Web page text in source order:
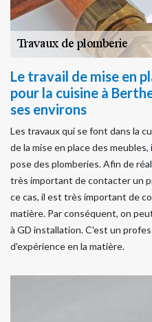
Le travail de mise en
pour la cuisine à
ses environs
Les travaux qui se font dans la
de la mise en place des
pose des plomberies. Afin de
très important de contacter un
ce cas, il est très important de
matière. Par conséquent, on
à GD installation. C'est un
d'expérience en la matière.